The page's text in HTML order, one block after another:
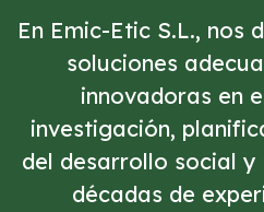
En Emic-Etic S.L., nos
soluciones
innovadoras en
investigación,
del desarrollo social
décadas de